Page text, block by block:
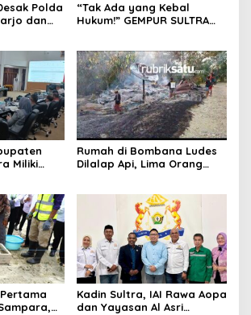
Polda
dan
“Tak Ada yang Kebal
Hukum!” GEMPUR SULTRA
Tadisangka, Siap Kuasai
Lahan Puuwatu
Miliki
Juta
Rumah di Bombana Ludes
Dilalap Api, Lima Orang
Kadin Sultra, IAI Rawa Aopa
dan Yayasan Al Asri